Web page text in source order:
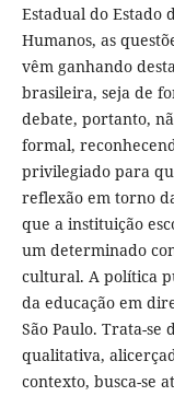
Estadual do Estado
Humanos, as
vêm ganhando
brasileira, seja de
debate, portanto,
formal,
privilegiado para
reflexão em torno
que a instituição
um determinado
cultural. A política
da educação em
São Paulo. Trata-se
qualitativa,
contexto, busca-se